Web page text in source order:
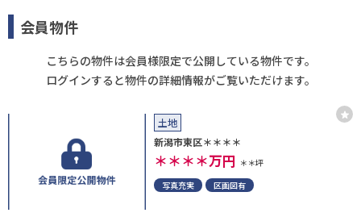
会員物件
こちらの物件は会員様限定で公開している物件です。
ログインすると物件の詳細情報がご覧いただけます。
土地
新潟市東区＊＊＊＊
＊＊＊＊万円 ＊＊坪
写真充実
区画図有